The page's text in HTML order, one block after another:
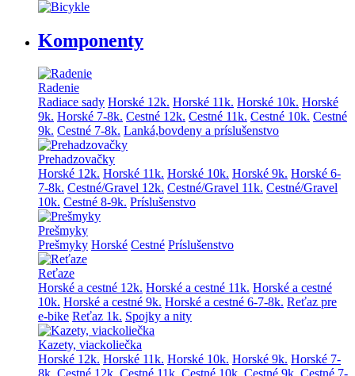
Komponenty
Radenie
Radiace sady Horské 12k. Horské 11k. Horské 10k. Horské
9k. Horské 7-8k. Cestné 12k. Cestné 11k. Cestné 10k. Cestné
9k. Cestné 7-8k. Lanká,bovdeny a príslušenstvo
Prehadzovačky
Horské 12k. Horské 11k. Horské 10k. Horské 9k. Horské 6-
7-8k. Cestné/Gravel 12k. Cestné/Gravel 11k. Cestné/Gravel
10k. Cestné 8-9k. Príslušenstvo
Prešmyky
Prešmyky Horské Cestné Príslušenstvo
Reťaze
Horské a cestné 12k. Horské a cestné 11k. Horské a cestné
10k. Horské a cestné 9k. Horské a cestné 6-7-8k. Reťaz pre
e-bike Reťaz 1k. Spojky a nity
Kazety, viackoliečka
Horské 12k. Horské 11k. Horské 10k. Horské 9k. Horské 7-